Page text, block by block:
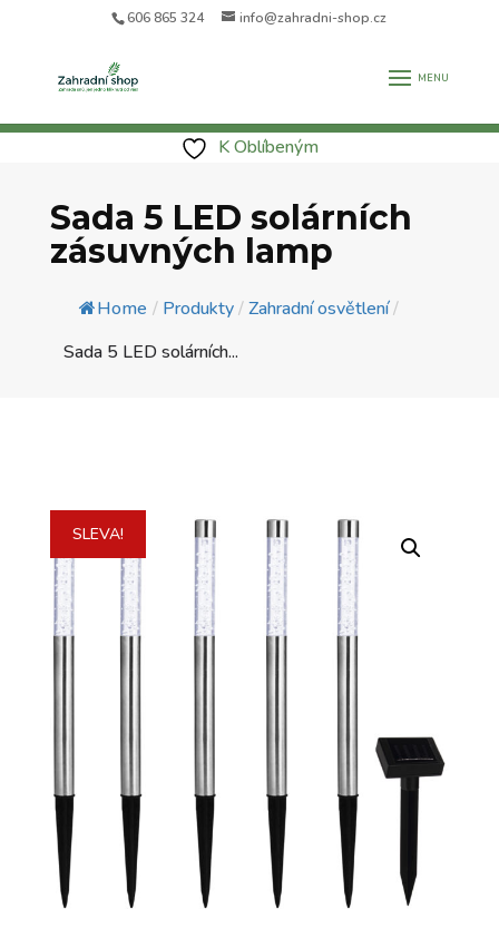
606 865 324 info@zahradni-shop.cz
K Oblíbeným
Sada 5 LED solárních
zásuvných lamp
Home / Produkty/Zahradní osvětlení/
Sada 5 LED solárních...
SLEVA!